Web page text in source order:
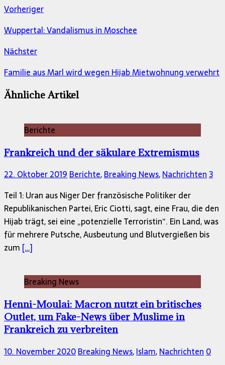
Vorheriger
Wuppertal: Vandalismus in Moschee
Nächster
Familie aus Marl wird wegen Hijab Mietwohnung verwehrt
Ähnliche Artikel
Berichte
Frankreich und der säkulare Extremismus
22. Oktober 2019Berichte,Breaking News,Nachrichten3
Teil 1: Uran aus Niger Der französische Politiker der
Republikanischen Partei, Eric Ciotti, sagt, eine Frau, die den
Hijab trägt, sei eine „potenzielle Terroristin“. Ein Land, was
für mehrere Putsche, Ausbeutung und Blutvergießen bis
zum […]
Breaking News
Henni-Moulai: Macron nutzt ein britisches
Outlet, um Fake-News über Muslime in
Frankreich zu verbreiten
10. November 2020Breaking News,Islam,Nachrichten 0